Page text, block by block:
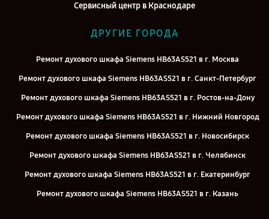
Сервисный центр в Краснодаре
ДРУГИЕ ГОРОДА
Ремонт духового шкафа Siemens HB63AS521 в г. Москва
Ремонт духового шкафа Siemens HB63AS521 в г. Санкт-Петербург
Ремонт духового шкафа Siemens HB63AS521 в г. Ростов-на-Дону
Ремонт духового шкафа Siemens HB63AS521 в г. Нижний Новгород
Ремонт духового шкафа Siemens HB63AS521 в г. Новосибирск
Ремонт духового шкафа Siemens HB63AS521 в г. Челябинск
Ремонт духового шкафа Siemens HB63AS521 в г. Екатеринбург
Ремонт духового шкафа Siemens HB63AS521 в г. Казань